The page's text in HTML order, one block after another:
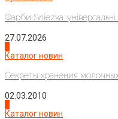
Фарби Sniezka: універсальні
27.07.2026
Каталог новин
Секреты хранения
02.03.2010
Каталог новин